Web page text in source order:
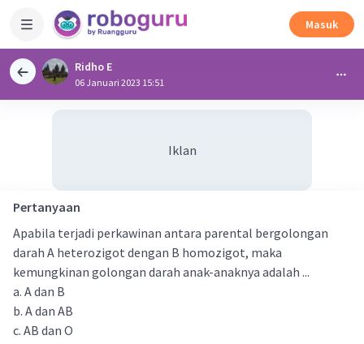
Masuk
Ridho E
06 Januari 2023 15:51
Iklan
Pertanyaan
Apabila terjadi perkawinan antara parental bergolongan
darah A heterozigot dengan B homozigot, maka
kemungkinan golongan darah anak-anaknya adalah ...
a. A dan B
b. A dan AB
c. AB dan O